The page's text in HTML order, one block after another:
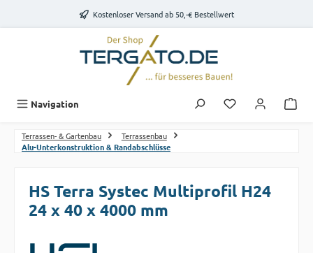
Zum Hauptinhalt springenKostenloser Versand ab 50,-€ Bestellwert
Navigation Du hast 0
Terrassen- & Gartenbau
Terrassenbau
Alu-Unterkonstruktion & Randabschlüsse
HS Terra Systec Multiprofil H24
24 x 40 x 4000 mm